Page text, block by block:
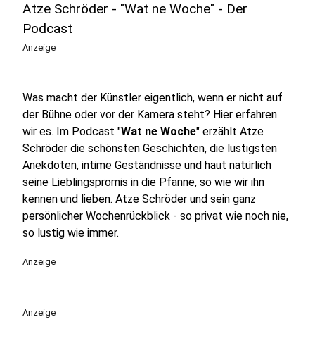
Atze Schröder - "Wat ne Woche" - Der
Podcast
Anzeige
Was macht der Künstler eigentlich, wenn er nicht auf
der Bühne oder vor der Kamera steht? Hier erfahren
wir es. Im Podcast "Wat ne Woche" erzählt Atze
Schröder die schönsten Geschichten, die lustigsten
Anekdoten, intime Geständnisse und haut natürlich
seine Lieblingspromis in die Pfanne, so wie wir ihn
kennen und lieben. Atze Schröder und sein ganz
persönlicher Wochenrückblick - so privat wie noch nie,
so lustig wie immer.
Anzeige
Anzeige